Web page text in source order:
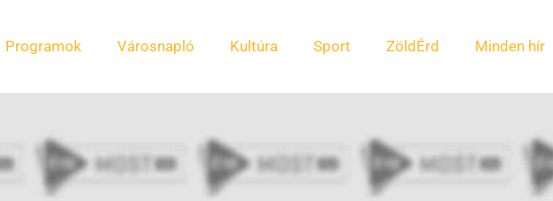
Programok Városnapló Kultúra Sport ZöldÉrd Minden hír